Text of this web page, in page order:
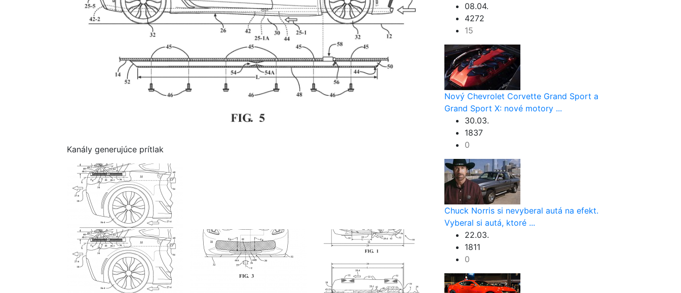
Kanály generujúce prítlak
08.04.
4272
15
Nový Chevrolet Corvette Grand Sport a
Grand Sport X: nové motory ...
30.03.
1837
0
Chuck Norris si nevyberal autá na efekt.
Vyberal si autá, ktoré ...
22.03.
1811
0